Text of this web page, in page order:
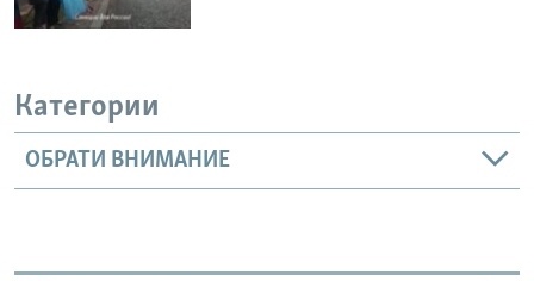
Категории
ОБРАТИ ВНИМАНИЕ